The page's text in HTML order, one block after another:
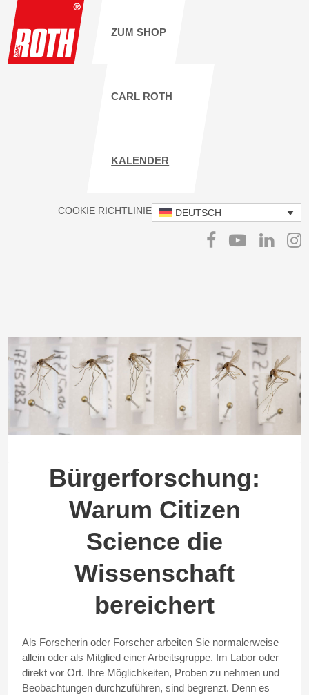
ZUM SHOP
CARL ROTH
KALENDER
DEUTSCH DATENSCHUTZ
IMPRESSUM
COOKIE RICHTLINIE
Bürgerforschung:
Warum Citizen
Science die
Wissenschaft
bereichert
Als Forscherin oder Forscher arbeiten Sie normalerweise
allein oder als Mitglied einer Arbeitsgruppe. Im Labor oder
direkt vor Ort. Ihre Möglichkeiten, Proben zu nehmen und
Beobachtungen durchzuführen, sind begrenzt. Denn es